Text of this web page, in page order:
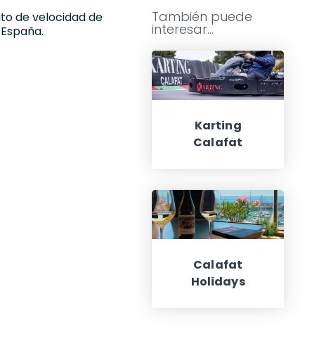
de velocidad de
También puede
interesar...
Karting
Calafat
Calafat
Holidays